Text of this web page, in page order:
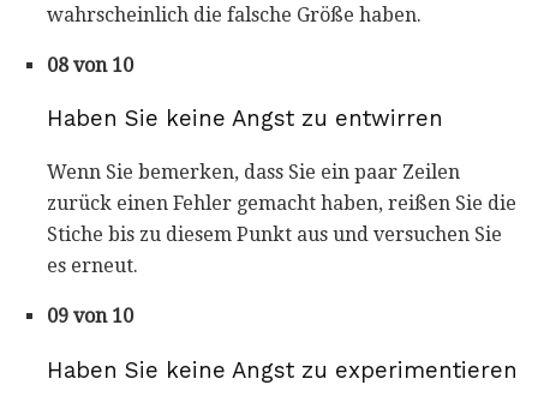
wahrscheinlich die falsche Größe haben.
08 von 10
Haben Sie keine Angst zu entwirren
Wenn Sie bemerken, dass Sie ein paar Zeilen
zurück einen Fehler gemacht haben, reißen Sie die
Stiche bis zu diesem Punkt aus und versuchen Sie
es erneut.
09 von 10
Haben Sie keine Angst zu experimentieren